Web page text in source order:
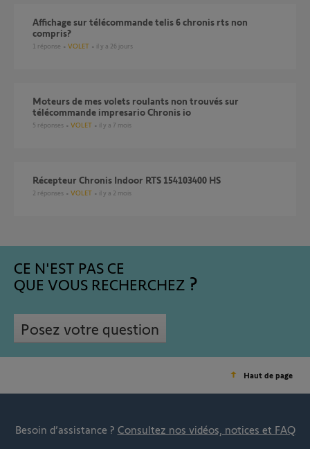
Affichage sur télécommande telis 6 chronis rts non
compris?
1 réponse VOLET il y a 26 jours
Moteurs de mes volets roulants non trouvés sur
télécommande impresario Chronis io
5 réponses VOLET il y a 7 mois
Récepteur Chronis Indoor RTS 154103400 HS
2 réponses VOLET il y a 2 mois
CE N'EST PAS CE
QUE VOUS RECHERCHEZ
Posez votre question
Haut de page
Besoin d’assistance ? Consultez nos vidéos, notices et FAQ